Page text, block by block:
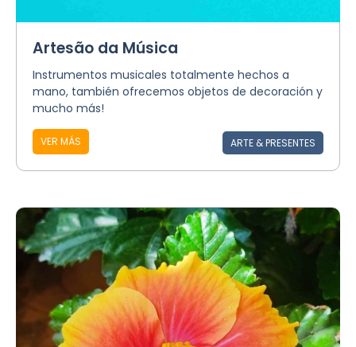
Artesão da Música
Instrumentos musicales totalmente hechos a
mano, también ofrecemos objetos de decoración y
mucho más!
VER MÁS ARTE & PRESENTES